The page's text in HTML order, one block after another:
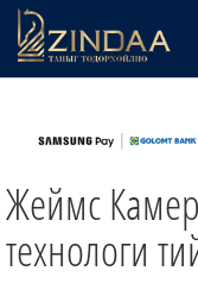
ТВ8
ӨГЛӨӨНИЙ СОНИН
Жеймс
технологи